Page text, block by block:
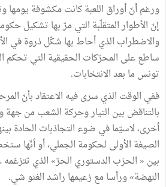
ورغم أنّ أوراق اللعبة كانت مكشوفة يومها
إنّ الأطوار المتقلّبة التي مرّ بها تشكيل
والاضطراب الذي أحاط بها شكّل ذروة في
ساطع على المحرّكات الحقيقية التي تحكم
تونس ما بعد الانتخابات.
ففي الوقت الذي سرى فيه الاعتقاد بأنّ
بالتناقض بين التيار وحركة الشعب من
أخرى، لاسيّما في ضوء التجاذبات الحادة
الصيغة الأولى لحكومة الجملي، أو أنّها
بين « الحزب الدستوري الحرّ» الذي
النهضة» ورأسا مع زعيمها راشد الغنو شي.